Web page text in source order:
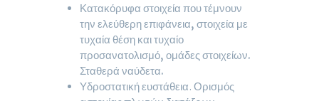
Κατακόρυφα στοιχεία που τέμνουν
την ελεύθερη επιφάνεια, στοιχεία με
τυχαία θέση και τυχαίο
προσανατολισμό, ομάδες στοιχείων.
Σταθερά ναύδετα.
Υδροστατική ευστάθεια. Ορισμός